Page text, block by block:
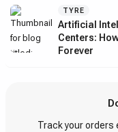
TYRE
Artificial
Centers:
Forever
Track your orders